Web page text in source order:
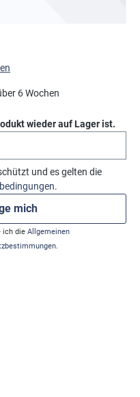
6 Wochen
wieder auf Lager ist.
und es gelten die
.
mich
ich die Allgemeinen